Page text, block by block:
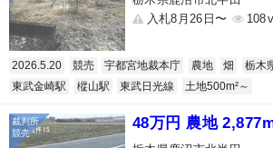
入札8月26日〜
108
2026.5.20 競売 宇都宮地裁本庁 農地 畑 栃木
東武金崎駅
樅山駅 東武日光線 土地500m²～
48万円 農地